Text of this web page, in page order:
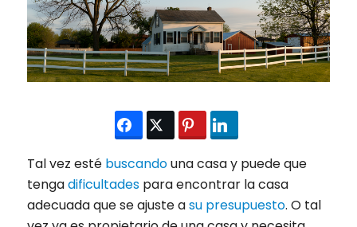
Tal vez esté buscandouna casa y puede que
tengadificultadespara encontrar la casa
adecuada que se ajuste asu presupuesto. O tal